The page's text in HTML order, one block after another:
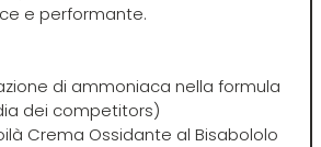
Kélite
e performante.
di ammoniaca nella formula
dei competitors)
Crema Ossidante al Bisabololo